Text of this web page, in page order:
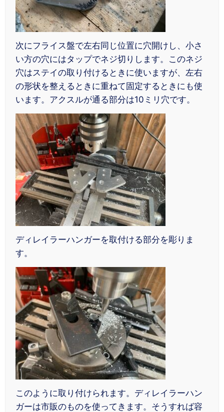
次にフライス盤で左右同じ位置に穴開けし、小さ
い方の穴にはタップでネジ切りします。このネジ
穴はステイの取り付けるときに使いますが、左右
の形状を整えるときに重ねて固定するときにも使
います。アクスルが通る部分は10ミリ穴です。
ディレイラーハンガーを取付ける部分を彫りま
す。
このように取り付けられます。ディレイラーハン
ガーは市販のものを使ってきます。そうすれば容